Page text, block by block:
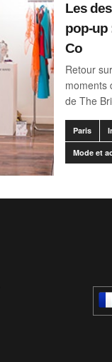
Les
pop-up
Co
Retour
moments
de The
Paris
Mode et